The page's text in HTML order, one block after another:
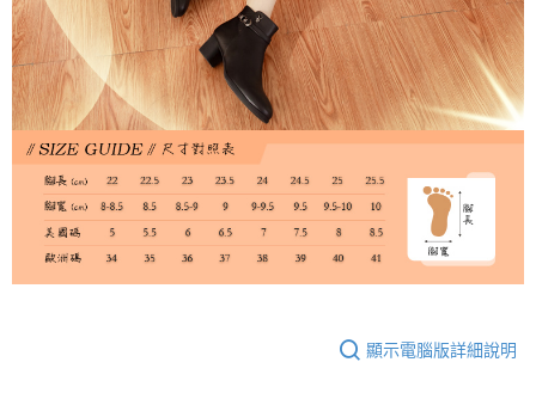
顯示電腦版詳細說明